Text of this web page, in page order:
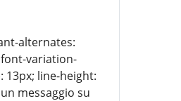
alternates:
variation-
line-height:
messaggio su